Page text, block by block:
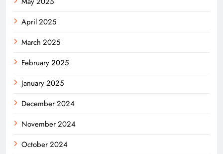
April 2025
March 2025
February 2025
January 2025
December 2024
November 2024
October 2024